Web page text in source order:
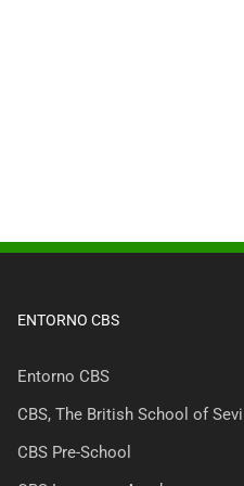
ENTORNO CBS
Entorno CBS
CBS, The British School of
CBS Pre-School